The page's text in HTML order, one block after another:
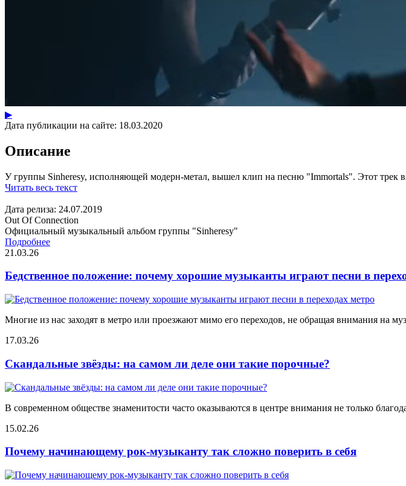
▶
Дата публикации на сайте: 18.03.2020
Описание
У группы Sinheresy, исполняющей модерн-метал, вышел клип на песню "Immortals". Этот трек
Читать весь текст
Дата релиза: 24.07.2019
Out Of Connection
Официальный музыкальный альбом группы "Sinheresy"
Подробнее
21.03.26
Бедственное положение: почему хорошие музыканты играют песни в
Многие из нас заходят в метро или проезжают мимо его переходов, не обращая внимания на
17.03.26
Скандальные звёзды: на самом ли деле они такие порочные?
В современном обществе знаменитости часто оказываются в центре внимания не только
15.02.26
Почему начинающему рок-музыканту так сложно поверить в себя